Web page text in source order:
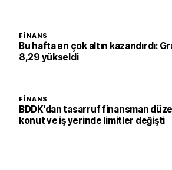
FINANS
Bu hafta en çok altın kazandırdı:
8,29 yükseldi
FINANS
BDDK’dan tasarruf finansman
konut ve iş yerinde limitler değişti